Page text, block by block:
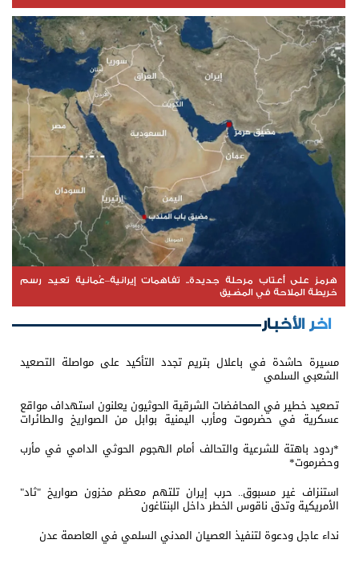
هرمز على أعتاب مرحلة جديدة.. تفاهمات إيرانية–عُمانية تعيد رسم
خريطة الملاحة في المضيق
اخر الأخبار
مسيرة حاشدة في باعلال بتريم تجدد التأكيد على مواصلة التصعيد
الشعبي السلمي
تصعيد خطير في المحافضات الشرقية الحوثيون يعلنون استهداف مواقع
عسكرية في حضرموت ومأرب اليمنية بوابل من الصواريخ والطائرات
*ردود باهتة للشرعية والتحالف أمام الهجوم الحوثي الدامي في مأرب
وحضرموت*
استنزاف غير مسبوق.. حرب إيران تلتهم معظم مخزون صواريخ "ثاد"
الأمريكية وتدق ناقوس الخطر داخل البنتاغون
نداء عاجل ودعوة لتنفيذ العصيان المدني السلمي في العاصمة عدن